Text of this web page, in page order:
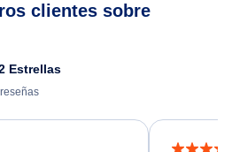
clientes sobre
Estrellas